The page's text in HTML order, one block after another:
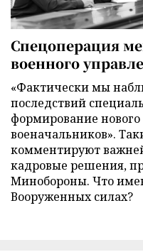
Спецоперация
военного
«Фактически мы
последствий
формирование
военачальников».
комментируют
кадровые решения,
Минобороны. Что
Вооруженных силах?